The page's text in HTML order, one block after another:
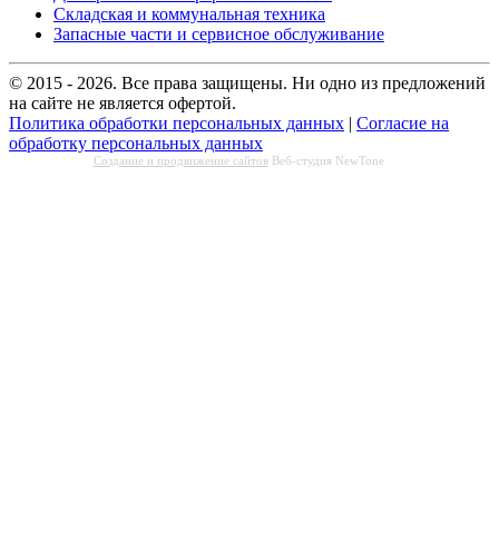
Складская и коммунальная техника
Запасные части и сервисное обслуживание
© 2015 - 2026. Все права защищены. Ни одно из предложений
на сайте не является офертой.
Политика обработки персональных данных | Согласие на
обработку персональных данных
Создание и продвижение сайтовВеб-студия NewTone